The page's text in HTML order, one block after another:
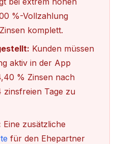
%-Vollzahlung
komplett.
Kunden müssen
aktiv in der App
% Zinsen nach
Tage zu
Eine zusätzliche
für den Ehepartner